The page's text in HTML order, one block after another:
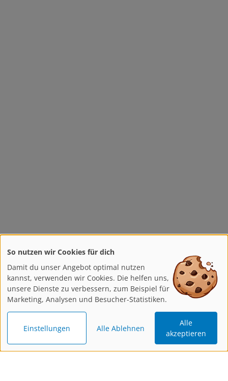
So nutzen wir Cookies für dich
Damit du unser Angebot optimal nutzen
kannst, verwenden wir Cookies. Die helfen uns,
unsere Dienste zu verbessern, zum Beispiel für
Marketing, Analysen und Besucher-Statistiken.
Einstellungen Alle Ablehnen
Alle
akzeptieren